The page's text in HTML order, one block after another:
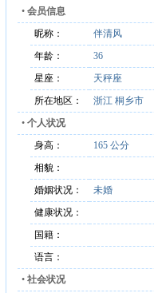
• 会员信息
昵称：
伴清风
年龄：
36
星座：
天秤座
所在地区：
浙江 桐乡市
• 个人状况
身高：
165 公分
相貌：
婚姻状况：
未婚
健康状况：
国籍：
语言：
• 社会状况